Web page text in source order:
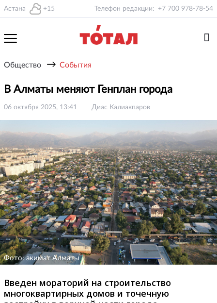
Астана +15 Телефон редакции: +7 700 978-78-54
Общество → События
В Алматы меняют Генплан города
06 октября 2025, 13:41 Диас Калиакпаров
Фото: акимат Алматы
Введен мораторий на строительство
многоквартирных домов и точечную